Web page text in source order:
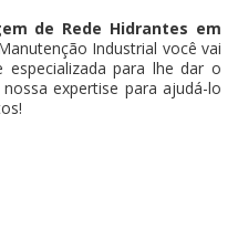
de Rede Hidrantes em
Industrial você vai
para lhe dar o
expertise para ajudá-lo